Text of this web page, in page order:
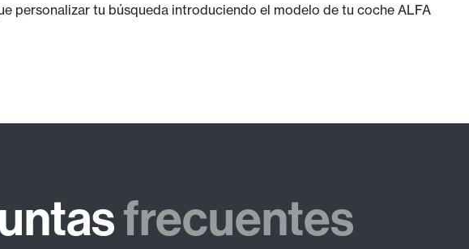
personalizar tu búsqueda introduciendo el modelo de tu coche ALFA
frecuentes